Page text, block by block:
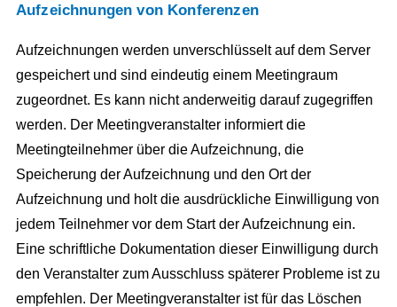
Aufzeichnungen von Konferenzen
Aufzeichnungen werden unverschlüsselt auf dem Server
gespeichert und sind eindeutig einem Meetingraum
zugeordnet. Es kann nicht anderweitig darauf zugegriffen
werden. Der Meetingveranstalter informiert die
Meetingteilnehmer über die Aufzeichnung, die
Speicherung der Aufzeichnung und den Ort der
Aufzeichnung und holt die ausdrückliche Einwilligung von
jedem Teilnehmer vor dem Start der Aufzeichnung ein.
Eine schriftliche Dokumentation dieser Einwilligung durch
den Veranstalter zum Ausschluss späterer Probleme ist zu
empfehlen. Der Meetingveranstalter ist für das Löschen